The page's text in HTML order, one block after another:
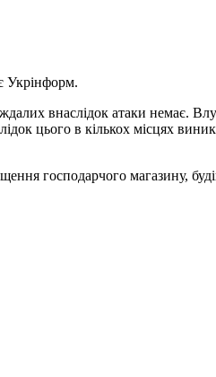
Укрінформ.
внаслідок атаки немає.
цього в кількох місцях
господарчого магазину,